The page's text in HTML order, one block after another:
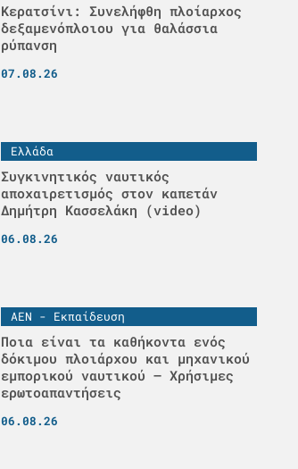
Κερατσίνι: Συνελήφθη πλοίαρχος
δεξαμενόπλοιου για θαλάσσια
ρύπανση
07.08.26
Ελλάδα
Συγκινητικός ναυτικός
αποχαιρετισμός στον καπετάν
Δημήτρη Κασσελάκη (video)
06.08.26
ΑΕΝ - Εκπαίδευση
Ποια είναι τα καθήκοντα ενός
δόκιμου πλοιάρχου και μηχανικού
εμπορικού ναυτικού – Χρήσιμες
ερωτοαπαντήσεις
06.08.26